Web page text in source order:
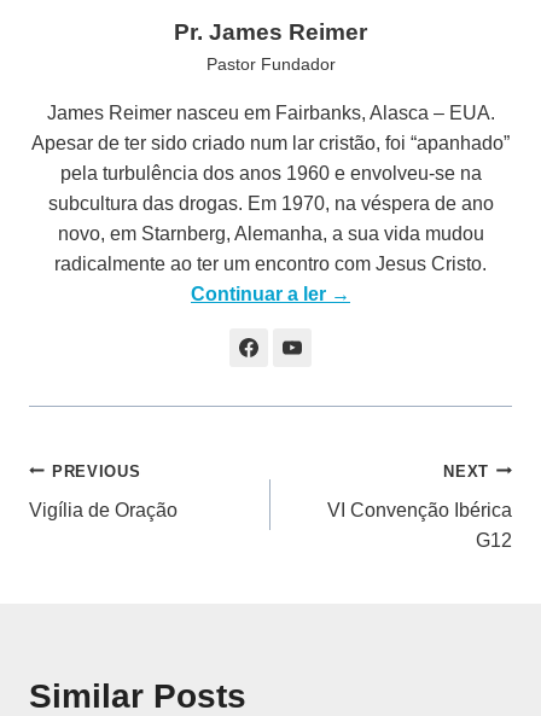
Pr. James Reimer
Pastor Fundador
James Reimer nasceu em Fairbanks, Alasca – EUA.
Apesar de ter sido criado num lar cristão, foi “apanhado”
pela turbulência dos anos 1960 e envolveu-se na
subcultura das drogas. Em 1970, na véspera de ano
novo, em Starnberg, Alemanha, a sua vida mudou
radicalmente ao ter um encontro com Jesus Cristo.
Continuar a ler →
Navegação
de
PREVIOUS
Vigília de Oração
NEXT
VI Convenção Ibérica
G12
Similar Posts